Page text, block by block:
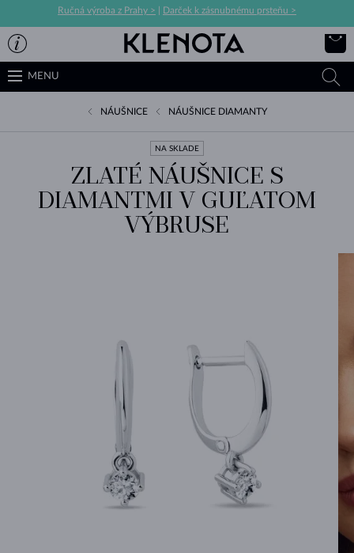
Ručná výroba z Prahy > Darček k zásnubnému prsteňu >
MENU
NÁUŠNICE NÁUŠNICE DIAMANTY
NA SKLADE
ZLATÉ NÁUŠNICE S
DIAMANTMI V GUĽATOM
VÝBRUSE